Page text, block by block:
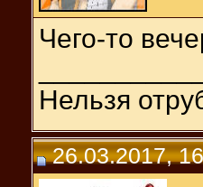
Чего-то
Нельзя
26.03.2017,